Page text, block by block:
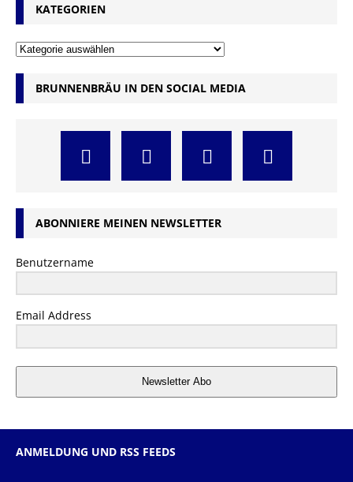
KATEGORIEN
BRUNNENBRÄU IN DEN SOCIAL MEDIA
ABONNIERE MEINEN NEWSLETTER
Benutzername
Email Address
Newsletter Abo
ANMELDUNG UND RSS FEEDS